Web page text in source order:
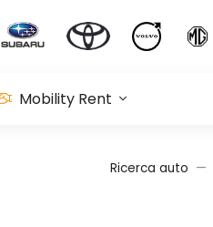
Mobility Rent
Ricerca auto